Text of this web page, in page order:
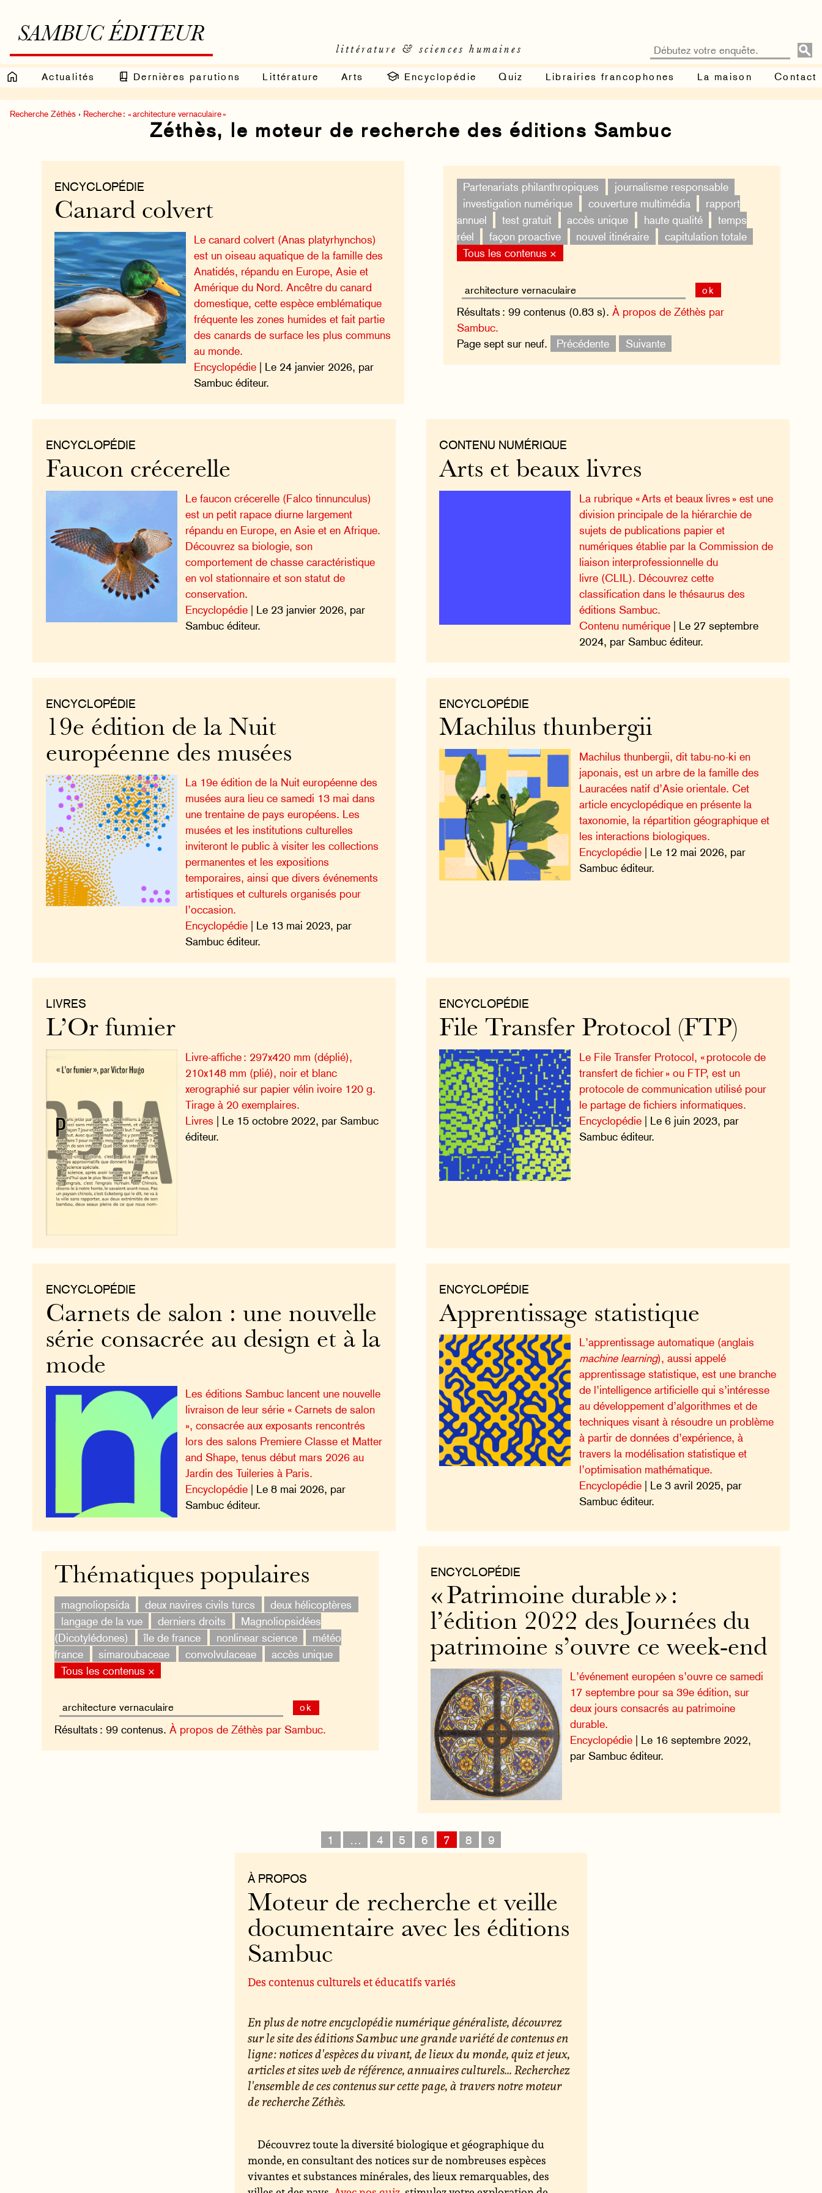
SAMBUC ÉDITEUR
littérature & sciences humaines
Actualités Dernières parutions Littérature Arts Encyclopédie Quiz Librairies francophones La maison Contact
Recherche Zéthès › Recherche : « architecture vernaculaire »
Zéthès, le moteur de recherche des éditions Sambuc
Partenariats philanthropiques
journalisme responsable
investigation numérique
couverture multimédia
rapport
annuel
test gratuit accès unique haute qualité
temps
réel
façon proactive nouvel itinéraire
capitulation totale
Tous les contenus ×
ok
Résultats : 99 contenus (0.83 s). À propos de Zéthès par
Sambuc.
Page sept sur neuf.
Précédente Suivante
ENCYCLOPÉDIE
Canard colvert
Le canard colvert (Anas platyrhynchos)
est un oiseau aquatique de la famille des
Anatidés, répandu en Europe, Asie et
Amérique du Nord. Ancêtre du canard
domestique, cette espèce emblématique
fréquente les zones humides et fait partie
des canards de surface les plus communs
au monde.
Encyclopédie | Le 24 janvier 2026, par
Sambuc éditeur.
CONTENU NUMÉRIQUE
Arts et beaux livres
La rubrique « Arts et beaux livres » est une
division principale de la hiérarchie de
sujets de publications papier et
numériques établie par la Commission de
liaison interprofessionnelle du
livre (CLIL). Découvrez cette
classification dans le thésaurus des
éditions Sambuc.
Contenu numérique| Le 27 septembre
2024, par Sambuc éditeur.
ENCYCLOPÉDIE
Faucon crécerelle
Le faucon crécerelle (Falco tinnunculus)
est un petit rapace diurne largement
répandu en Europe, en Asie et en Afrique.
Découvrez sa biologie, son
comportement de chasse caractéristique
en vol stationnaire et son statut de
conservation.
Encyclopédie | Le 23 janvier 2026, par
Sambuc éditeur.
ENCYCLOPÉDIE
Machilus thunbergii
Machilus thunbergii, dit tabu-no-ki en
japonais, est un arbre de la famille des
Lauracées natif d’Asie orientale. Cet
article encyclopédique en présente la
taxonomie, la répartition géographique et
les interactions biologiques.
Encyclopédie| Le 12 mai 2026, par
Sambuc éditeur.
ENCYCLOPÉDIE
19e édition de la Nuit
européenne des musées
La 19e édition de la Nuit européenne des
musées aura lieu ce samedi 13 mai dans
une trentaine de pays européens. Les
musées et les institutions culturelles
inviteront le public à visiter les collections
permanentes et les expositions
temporaires, ainsi que divers événements
artistiques et culturels organisés pour
l’occasion.
Encyclopédie | Le 13 mai 2023, par
Sambuc éditeur.
ENCYCLOPÉDIE
File Transfer Protocol (FTP)
Le File Transfer Protocol, « protocole de
transfert de fichier » ou FTP, est un
protocole de communication utilisé pour
le partage de fichiers informatiques.
Encyclopédie| Le 6 juin 2023, par
Sambuc éditeur.
LIVRES
L’Or fumier
Livre-affiche : 297x420 mm (déplié),
210x148 mm (plié), noir et blanc
xerographié sur papier vélin ivoire 120 g.
Tirage à 20 exemplaires.
Livres | Le 15 octobre 2022, par Sambuc
éditeur.
ENCYCLOPÉDIE
Apprentissage statistique
L’apprentissage automatique (anglais
machine learning), aussi appelé
apprentissage statistique, est une branche
de l’intelligence artificielle qui s’intéresse
au développement d’algorithmes et de
techniques visant à résoudre un problème
à partir de données d’expérience, à
travers la modélisation statistique et
l’optimisation mathématique.
Encyclopédie| Le 3 avril 2025, par
Sambuc éditeur.
ENCYCLOPÉDIE
Carnets de salon : une nouvelle
série consacrée au design et à la
mode
Les éditions Sambuc lancent une nouvelle
livraison de leur série « Carnets de salon
», consacrée aux exposants rencontrés
lors des salons Premiere Classe et Matter
and Shape, tenus début mars 2026 au
Jardin des Tuileries à Paris.
Encyclopédie | Le 8 mai 2026, par
Sambuc éditeur.
ENCYCLOPÉDIE
« Patrimoine durable » :
l’édition 2022 des Journées du
patrimoine s’ouvre ce week-end
L’événement européen s’ouvre ce samedi
17 septembre pour sa 39e édition, sur
deux jours consacrés au patrimoine
durable.
Encyclopédie | Le 16 septembre 2022,
par Sambuc éditeur.
Thématiques populaires
magnoliopsida deux navires civils turcs
deux hélicoptères
langage de la vue
derniers droits
Magnoliopsidées
(Dicotylédones)
île de france nonlinear science
météo
france
simaroubaceae convolvulaceae
accès unique
Tous les contenus ×
ok
Résultats : 99 contenus. À propos de Zéthès par Sambuc.
1 … 4 5 6 7 8 9
À PROPOS
Moteur de recherche et veille
documentaire avec les éditions
Sambuc
Des contenus culturels et éducatifs variés
En plus de notre encyclopédie numérique généraliste, découvrez
sur le site des éditions Sambuc une grande variété de contenus en
ligne : notices d'espèces du vivant, de lieux du monde, quiz et jeux,
articles et sites web de référence, annuaires culturels... Recherchez
l'ensemble de ces contenus sur cette page, à travers notre moteur
de recherche Zéthès.
Découvrez toute la diversité biologique et géographique du
monde, en consultant des notices sur de nombreuses espèces
vivantes et substances minérales, des lieux remarquables, des